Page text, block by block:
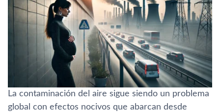
La contaminación del aire sigue siendo un problema
global con efectos nocivos que abarcan desde